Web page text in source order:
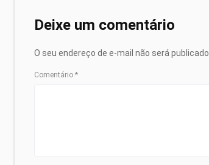
Deixe um comentário
O seu endereço de e-mail não será publicado.
Comentário *